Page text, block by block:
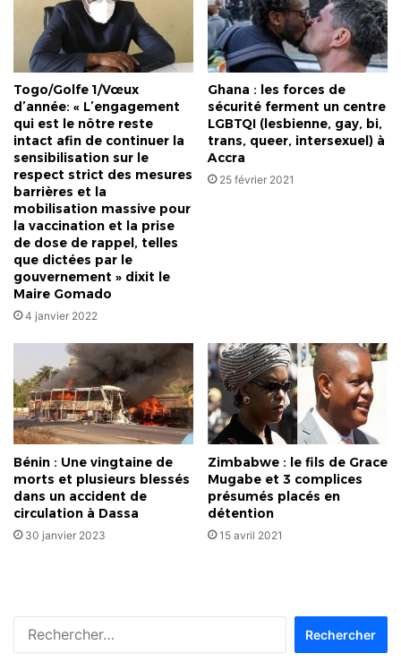
Togo/Golfe 1/Vœux
d’année: « L’engagement
qui est le nôtre reste
intact afin de continuer la
sensibilisation sur le
respect strict des mesures
barrières et la
mobilisation massive pour
la vaccination et la prise
de dose de rappel, telles
que dictées par le
gouvernement » dixit le
Maire Gomado
4 janvier 2022
Ghana : les forces de
sécurité ferment un centre
LGBTQI (lesbienne, gay, bi,
trans, queer, intersexuel) à
Accra
25 février 2021
Bénin : Une vingtaine de
morts et plusieurs blessés
dans un accident de
circulation à Dassa
30 janvier 2023
Zimbabwe : le fils de Grace
Mugabe et 3 complices
présumés placés en
détention
15 avril 2021